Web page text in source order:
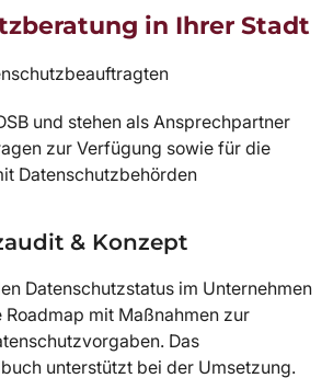
in Ihrer Stadt
und stehen als Ansprechpartner
zur Verfügung sowie für die
Datenschutzbehörden
& Konzept
Datenschutzstatus im Unternehmen
Roadmap mit Maßnahmen zur
Das
unterstützt bei der Umsetzung.